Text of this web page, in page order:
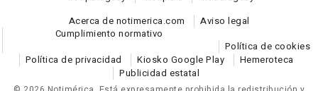
Acerca de notimerica.com
Aviso legal
Cumplimiento normativo
Política de cookies
Política de privacidad
Kiosko Google Play
Hemeroteca
Publicidad estatal